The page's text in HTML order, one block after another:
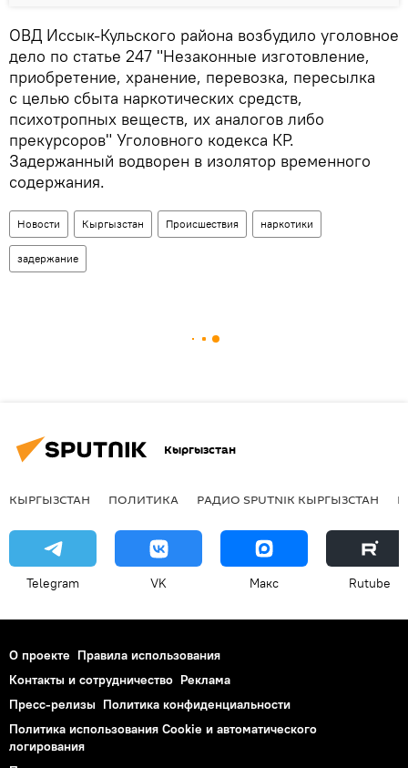
ОВД Иссык-Кульского района возбудило уголовное
дело по статье 247 "Незаконные изготовление,
приобретение, хранение, перевозка, пересылка
с целью сбыта наркотических средств,
психотропных веществ, их аналогов либо
прекурсоров" Уголовного кодекса КР.
Задержанный водворен в изолятор временного
содержания.
Новости Кыргызстан Происшествия наркотики
задержание
Кыргызстан
КЫРГЫЗСТАН ПОЛИТИКА РАДИО SPUTNIK КЫРГЫЗСТАН
Telegram VK Макс Rutube
О проекте Правила использования
Контакты и сотрудничество Реклама
Пресс-релизы Политика конфиденциальности
Политика использования Cookie и автоматического
логирования